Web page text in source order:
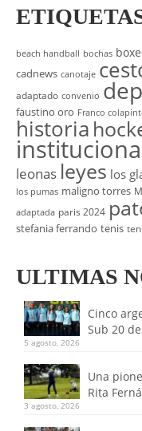
beach handball bochas
cadnews canotaje
adaptado convenio
faustino oro Franco
historia
leonas leyes los
los pumas maligno torres
adaptada paris 2024
stefania ferrando tenis
ULTIMAS
Cinco
Sub 20
5 agosto, 2026
Una
Rita
3 agosto, 2026